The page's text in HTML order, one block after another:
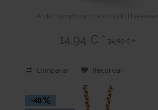
Arctic Symphony | plata pulido | Believe-1
14,94 € * 24,90 € *
Comparar Recordar
-40